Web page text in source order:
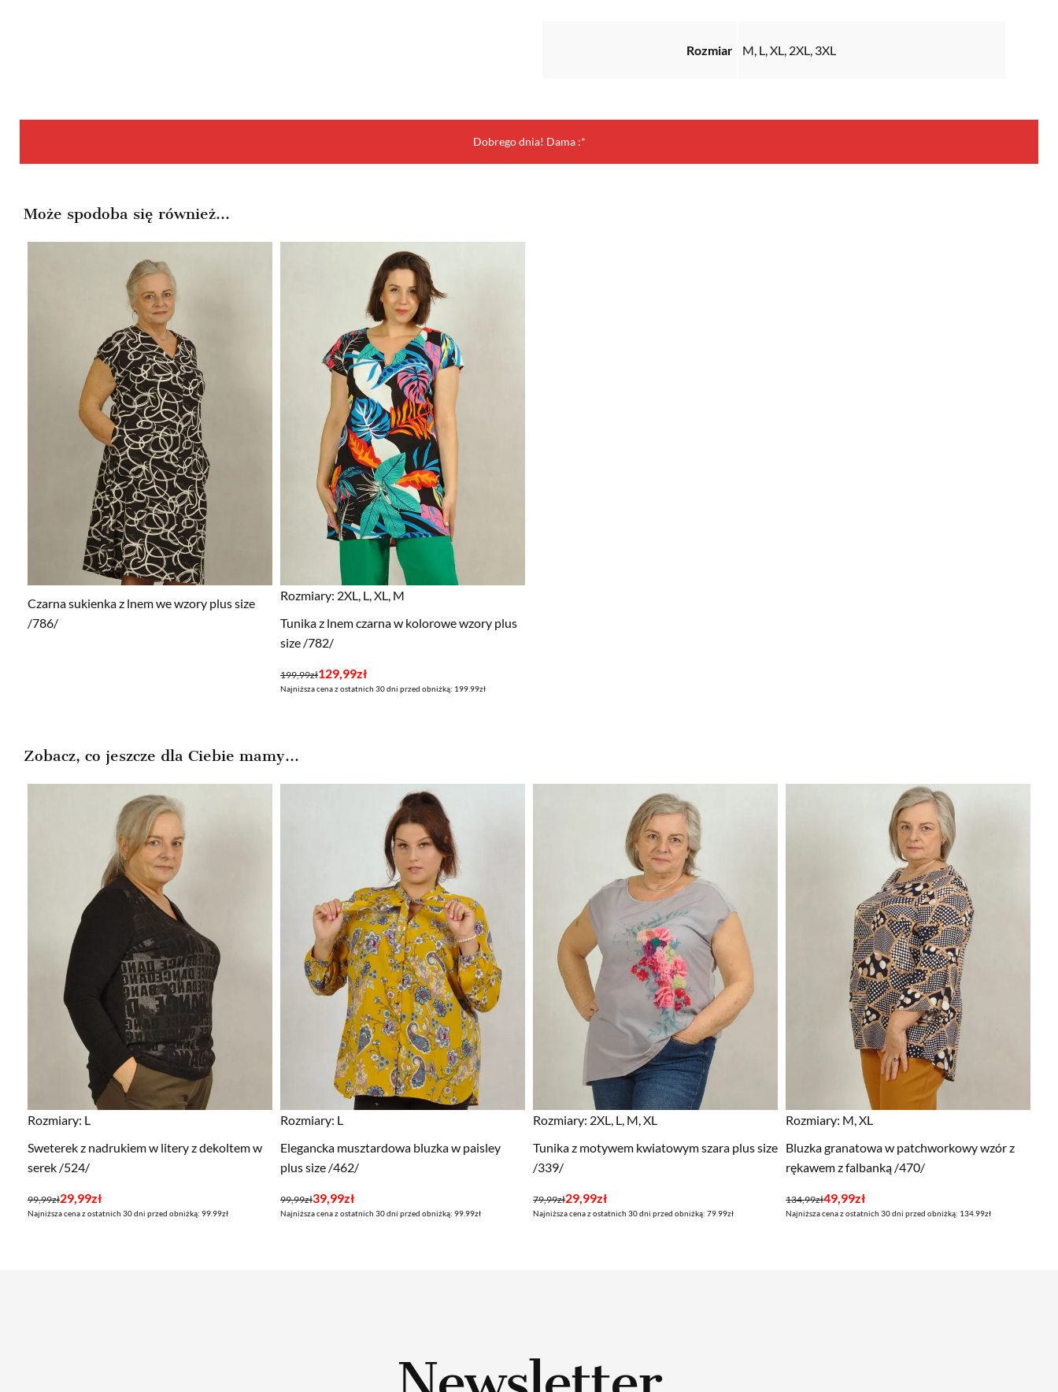
Rozmiar M, L, XL, 2XL, 3XL
Dobrego dnia! Dama :*
Może spodoba się również…
Czarna sukienka z lnem we wzory plus size
/786/
Rozmiary: 2XL, L, XL, M
Tunika z lnem czarna w kolorowe wzory plus
size /782/
199,99zł
Pierwotna
cena
129,99zł
Aktualna
cena
Najniższa cena z ostatnich 30 dni przed obniżką: 199.99zł
Zobacz, co jeszcze dla Ciebie mamy...
Rozmiary: L
Sweterek z nadrukiem w litery z dekoltem w
serek /524/
99,99zł
Pierwotna
cena
29,99zł
Aktualna
cena
Najniższa cena z ostatnich 30 dni przed obniżką: 99.99zł
Rozmiary: L
Elegancka musztardowa bluzka w paisley
plus size /462/
99,99zł
Pierwotna
cena
39,99zł
Aktualna
cena
Najniższa cena z ostatnich 30 dni przed obniżką: 99.99zł
Rozmiary: 2XL, L, M, XL
Tunika z motywem kwiatowym szara plus size
/339/
79,99zł
Pierwotna
cena
29,99zł
Aktualna
cena
Najniższa cena z ostatnich 30 dni przed obniżką: 79.99zł
Rozmiary: M, XL
Bluzka granatowa w patchworkowy wzór z
rękawem z falbanką /470/
134,99zł
Pierwotna
cena
49,99zł
Aktualna
cena
Najniższa cena z ostatnich 30 dni przed obniżką: 134.99zł